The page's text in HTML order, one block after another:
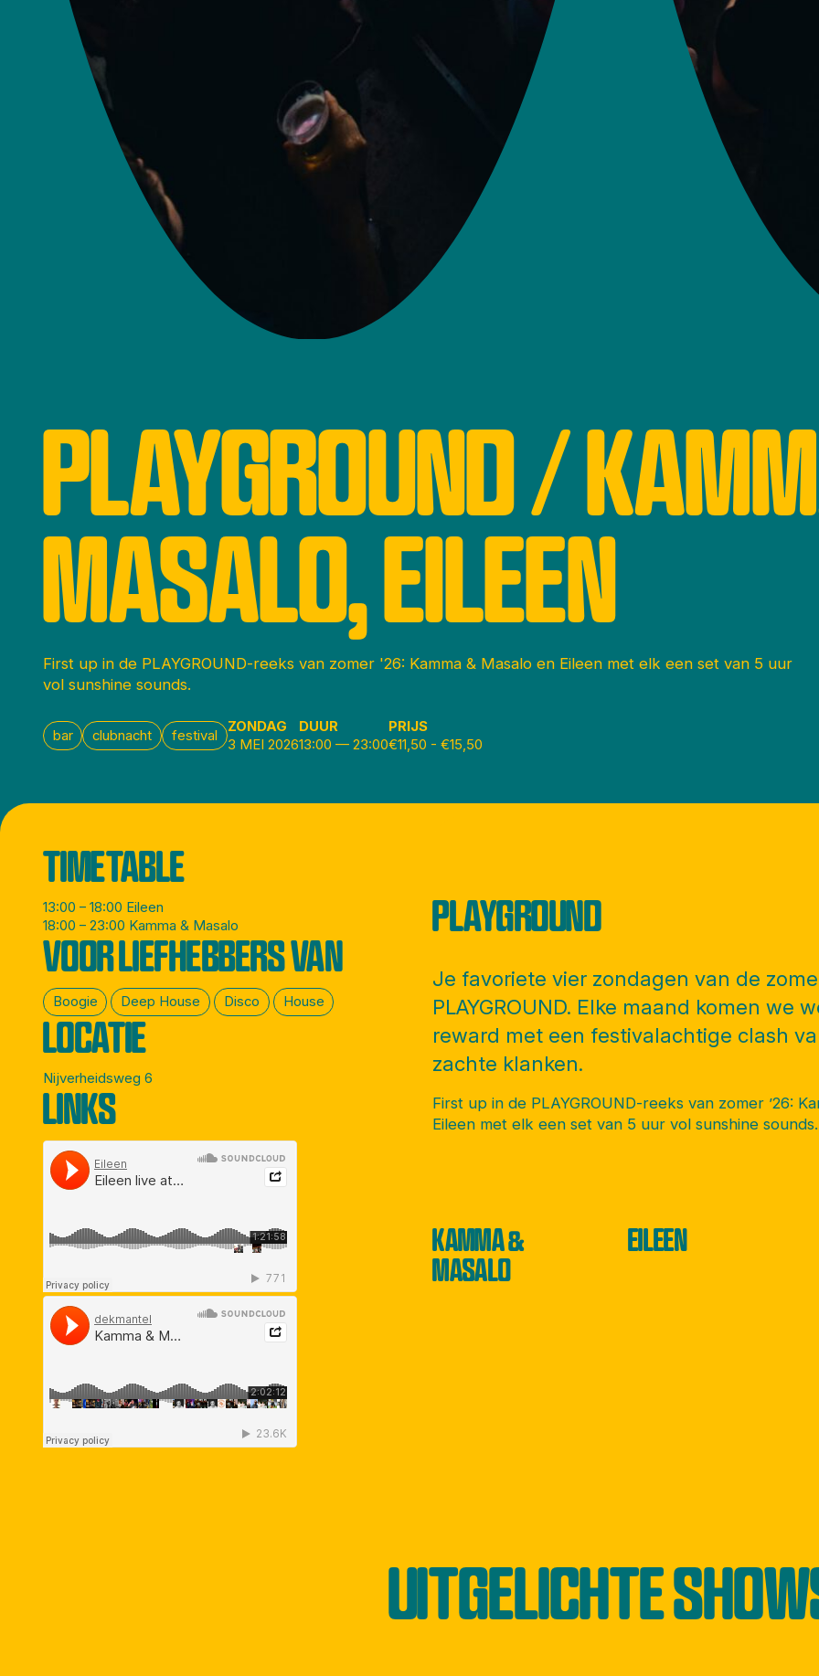
PLAYGROUND /
MASALO, EILEEN
First up in de PLAYGROUND-reeks van zomer '26: Kamma & Masalo en Eileen met elk een set van 5 uur
vol sunshine sounds.
bar clubnacht festival
ZONDAG
3 MEI 2026
DUUR
13:00 — 23:00
PRIJS
€11,50 - €15,50
TIMETABLE
13:00 – 18:00 Eileen
18:00 – 23:00 Kamma & Masalo
VOOR LIEFHEBBERS VAN
Boogie Deep House Disco House
LOCATIE
Nijverheidsweg 6
LINKS
PLAYGROUND
Je favoriete vier zondagen van de
PLAYGROUND. Elke maand komen we
reward met een festivalachtige clash
zachte klanken.
First up in de PLAYGROUND-reeks van zomer ’26:
Eileen met elk een set van 5 uur vol sunshine sounds.
KAMMA &
MASALO
EILEEN
UITGELICHTE